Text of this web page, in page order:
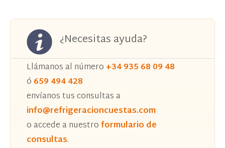
¿Necesitas ayuda?
Llámanos al número +34 935 68 09 48
ó 659 494 428
envíanos tus consultas a
info@refrigeracioncuestas.com
o accede a nuestroformulario de
consultas.